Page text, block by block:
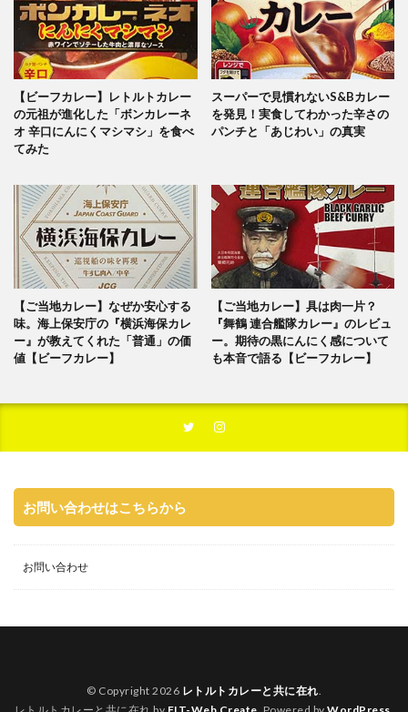
【ビーフカレー】レトルトカレー
の元祖が進化した「ボンカレーネ
オ 辛口にんにくマシマシ」を食べ
てみた
スーパーで見慣れないS&Bカレー
を発見！実食してわかった辛さの
パンチと「あじわい」の真実
【ご当地カレー】なぜか安心する
味。海上保安庁の『横浜海保カレ
ー』が教えてくれた「普通」の価
値【ビーフカレー】
【ご当地カレー】具は肉一片？
『舞鶴 連合艦隊カレー』のレビュ
ー。期待の黒にんにく感について
も本音で語る【ビーフカレー】
お問い合わせはこちらから
お問い合わせ
© Copyright 2026 レトルトカレーと共に在れ